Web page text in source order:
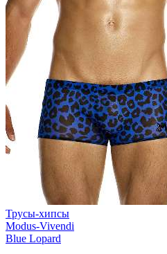
Трусы-хипсы
Modus-Vivendi
Blue Lopard